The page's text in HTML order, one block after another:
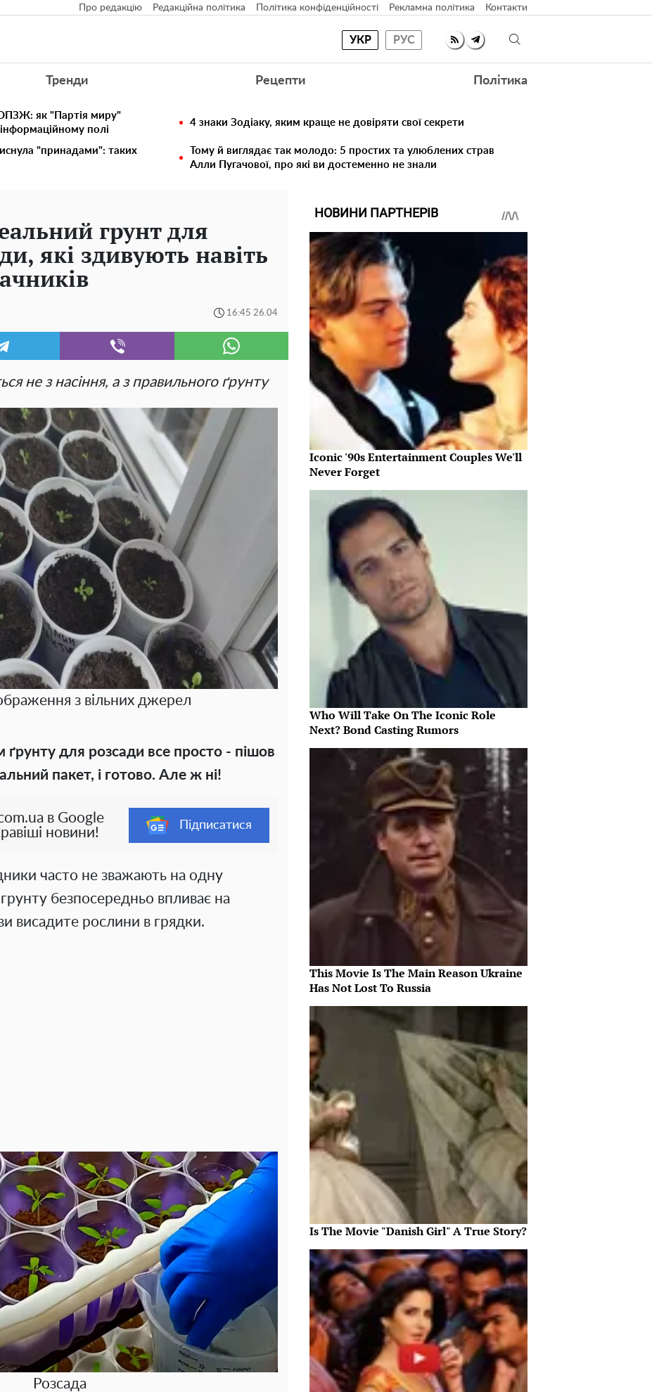
Про редакцію Редакційна політика Політика конфіденційності Рекламна політика Контакти
УКР РУС
Тренди Рецепти Політика
як "Партія миру"
полі
4 знаки Зодіаку, яким краще не довіряти свої секрети
"принадами": таких
Тому й виглядає так молодо: 5 простих та улюблених страв
Алли Пугачової, про які ви достеменно не знали
грунт для
які здивують навіть
16:45 26.04
не з насіння, а з правильного ґрунту
з вільних джерел
для розсади все просто - пішов
пакет, і готово. Але ж ні!
в Google
новини!
Підписатися
часто не зважають на одну
безпосередньо впливає на
висадите рослини в грядки.
Розсада
НОВИНИ ПАРТНЕРІВ
Iconic '90s Entertainment Couples We'll
Never Forget
Who Will Take On The Iconic Role
Next? Bond Casting Rumors
This Movie Is The Main Reason Ukraine
Has Not Lost To Russia
Is The Movie "Danish Girl" A True Story?